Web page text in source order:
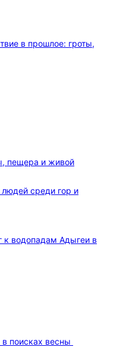
пещера и живой
среди гор и
поисках весны